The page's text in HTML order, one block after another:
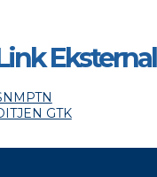
Eksternal
GTK